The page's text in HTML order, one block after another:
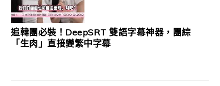
追韓團必裝！DeepSRT 雙語字幕神器，團綜
「生肉」直接變繁中字幕